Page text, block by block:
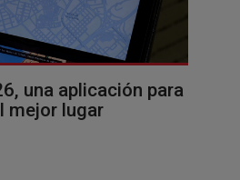
una aplicación para
mejor lugar